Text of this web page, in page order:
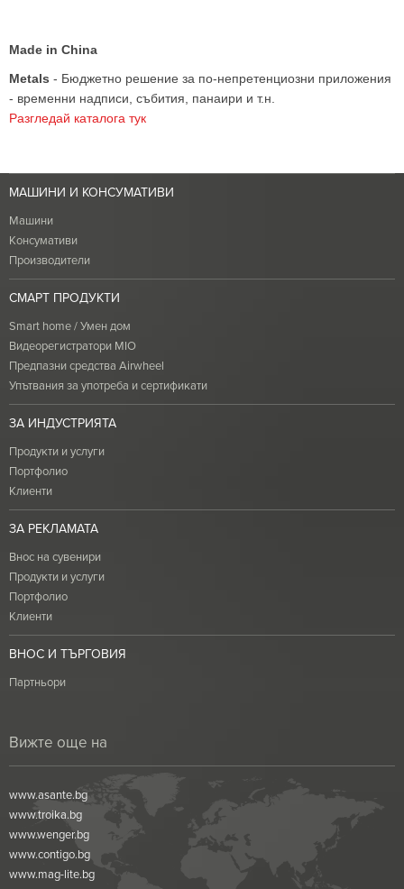
Made in China
Metals - Бюджетно решение за по-непретенциозни приложения
- временни надписи, събития, панаири и т.н.
Разгледай каталога тук
МАШИНИ И КОНСУМАТИВИ
Машини
Консумативи
Производители
СМАРТ ПРОДУКТИ
Smart home / Умен дом
Видеорегистратори MIO
Предпазни средства Airwheel
Упътвания за употреба и сертификати
ЗА ИНДУСТРИЯТА
Продукти и услуги
Портфолио
Клиенти
ЗА РЕКЛАМАТА
Внос на сувенири
Продукти и услуги
Портфолио
Клиенти
ВНОС И ТЪРГОВИЯ
Партньори
Вижте още на
www.asante.bg
www.troika.bg
www.wenger.bg
www.contigo.bg
www.mag-lite.bg